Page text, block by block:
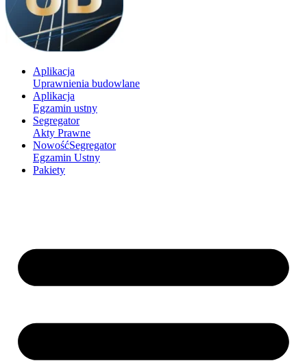
Aplikacja
Uprawnienia budowlane
Aplikacja
Egzamin ustny
Segregator
Akty Prawne
NowośćSegregator
Egzamin Ustny
Pakiety